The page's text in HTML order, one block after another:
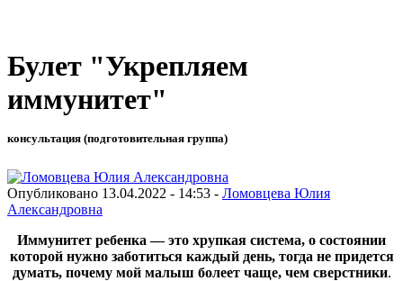
Булет "Укрепляем
иммунитет"
консультация (подготовительная группа)
Опубликовано 13.04.2022 - 14:53 - Ломовцева Юлия
Александровна
Иммунитет ребенка — это хрупкая система, о состоянии
которой нужно заботиться каждый день, тогда не придется
думать, почему мой малыш болеет чаще, чем сверстники.